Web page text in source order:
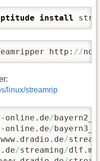
install
http: //
linux/streamrip
online.de/
online.de/
www.dradio.de/
/streaming/